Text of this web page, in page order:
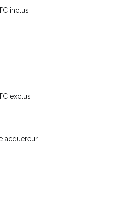
inclus
exclus
acquéreur